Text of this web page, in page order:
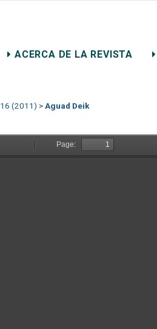
ACERCA DE LA REVISTA
(2011) > Aguad Deik